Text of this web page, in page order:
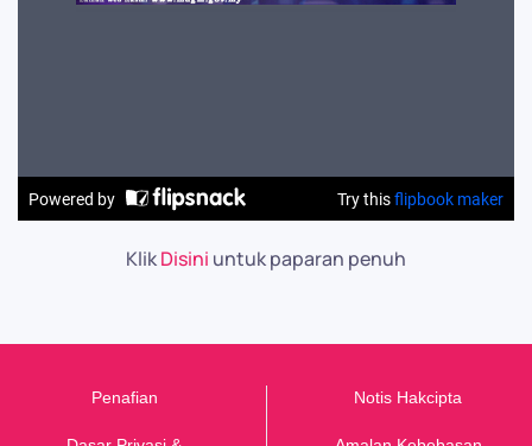
KlikDisini untuk paparan penuh
Penafian Notis Hakcipta